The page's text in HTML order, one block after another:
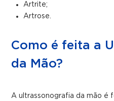
Artrite;
Artrose.
Como é feita a
da Mão?
A ultrassonografia da mão é